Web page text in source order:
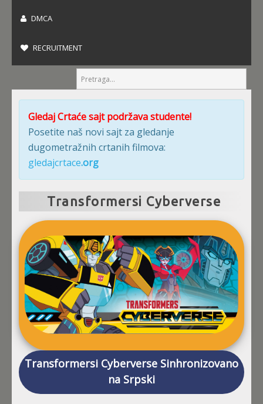
DMCA
RECRUITMENT
Gledaj Crtaće sajt podržava studente!
Posetite naš novi sajt za gledanje
dugometražnih crtanih filmova:
gledajcrtace.org
Transformersi Cyberverse
Transformersi Cyberverse Sinhronizovano
na Srpski